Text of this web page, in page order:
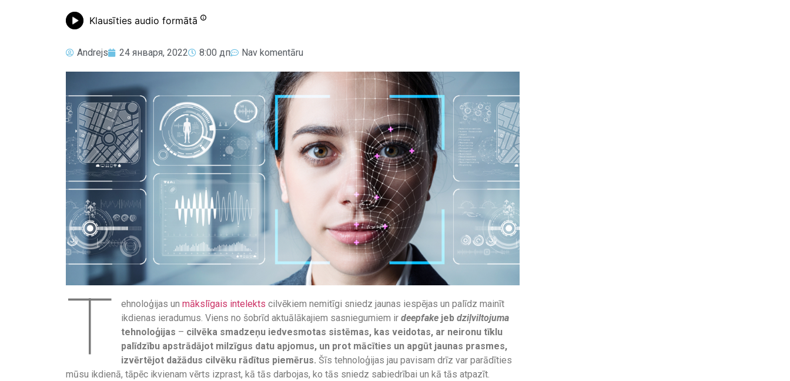
Klausīties audio formātā
Andrejs 24 января, 2022 8:00 дп Nav komentāru
T ehnoloģijas unmākslīgais intelekts cilvēkiem nemitīgi sniedz jaunas iespējas un palīdz mainīt
ikdienas ieradumus. Viens no šobrīd aktuālākajiem sasniegumiem irdeepfake jebdziļviltojuma
tehnoloģijas – cilvēka smadzeņu iedvesmotas sistēmas, kas veidotas, ar neironu tīklu
palīdzību apstrādājot milzīgus datu apjomus, un prot mācīties un apgūt jaunas prasmes,
izvērtējot dažādus cilvēku rādītus piemērus. Šīs tehnoloģijas jau pavisam drīz var parādīties
mūsu ikdienā, tāpēc ikvienam vērts izprast, kā tās darbojas, ko tās sniedz sabiedrībai un kā tās atpazīt.